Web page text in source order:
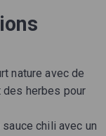
nature avec de
des herbes pour
chili avec un